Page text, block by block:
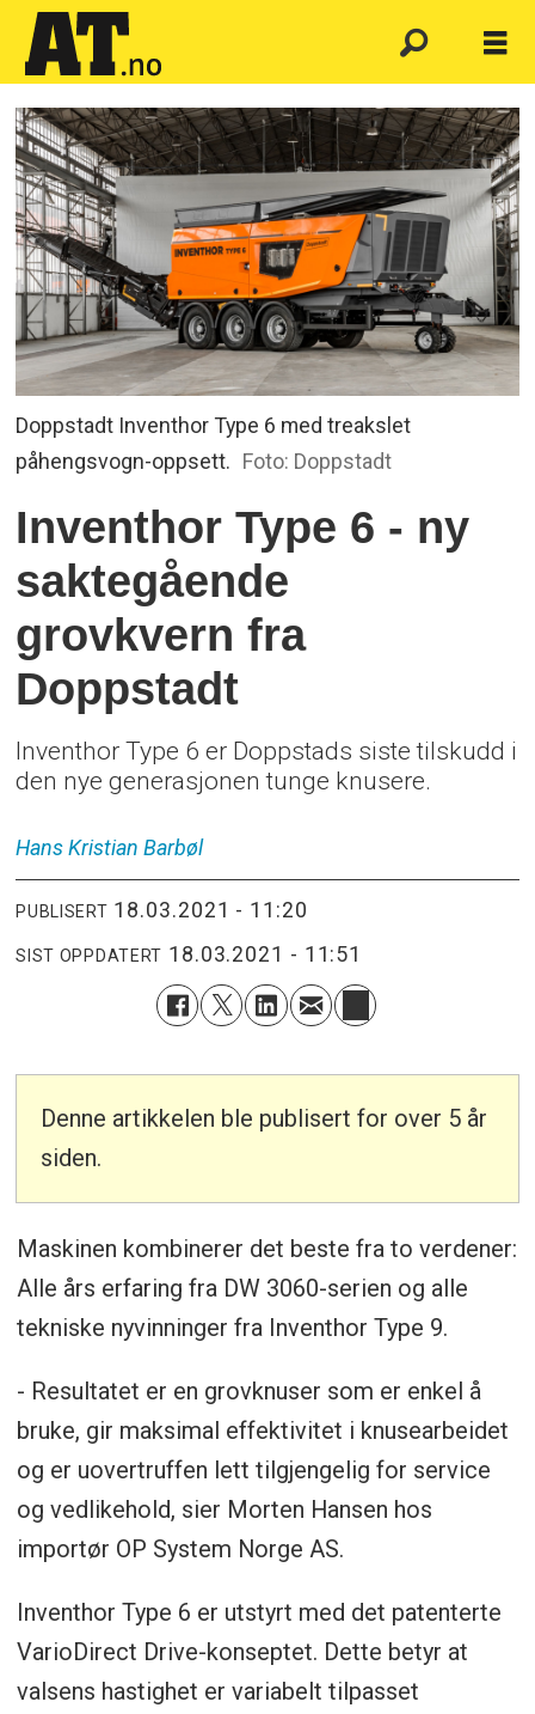
Doppstadt Inventhor Type 6 med treakslet
påhengsvogn-oppsett. Foto: Doppstadt
Inventhor Type 6 - ny
saktegående
grovkvern fra
Doppstadt
Inventhor Type 6 er Doppstads siste tilskudd i
den nye generasjonen tunge knusere.
Hans Kristian Barbøl
PUBLISERT 18.03.2021 - 11:20
SIST OPPDATERT 18.03.2021 - 11:51
Denne artikkelen ble publisert for over 5 år
siden.
Maskinen kombinerer det beste fra to verdener:
Alle års erfaring fra DW 3060-serien og alle
tekniske nyvinninger fra Inventhor Type 9.
- Resultatet er en grovknuser som er enkel å
bruke, gir maksimal effektivitet i knusearbeidet
og er uovertruffen lett tilgjengelig for service
og vedlikehold, sier Morten Hansen hos
importør OP System Norge AS.
Inventhor Type 6 er utstyrt med det patenterte
VarioDirect Drive-konseptet. Dette betyr at
valsens hastighet er variabelt tilpasset